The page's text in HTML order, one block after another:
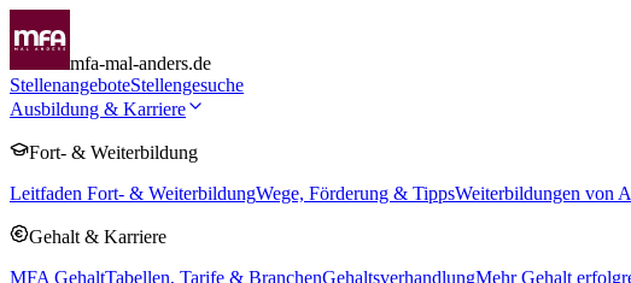
mfa-mal-anders.de
StellenangeboteStellengesuche
Ausbildung & Karriere
Fort- & Weiterbildung
Leitfaden Fort- & WeiterbildungWege, Förderung & TippsWeiterbildungen von
Gehalt & Karriere
MFA GehaltTabellen, Tarife & BranchenGehaltsverhandlungMehr Gehalt